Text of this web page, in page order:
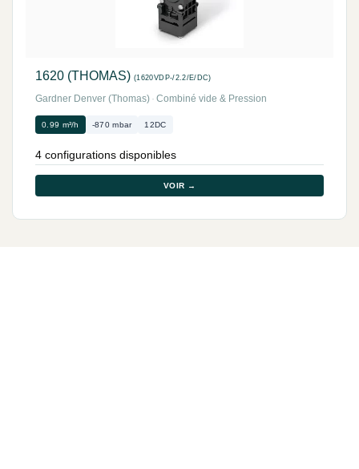
1620 (THOMAS) (1620VDP-/2.2/E/DC)
Gardner Denver (Thomas) · Combiné vide & Pression
0.99 m³/h -870 mbar 12DC
4 configurations disponibles
VOIR →